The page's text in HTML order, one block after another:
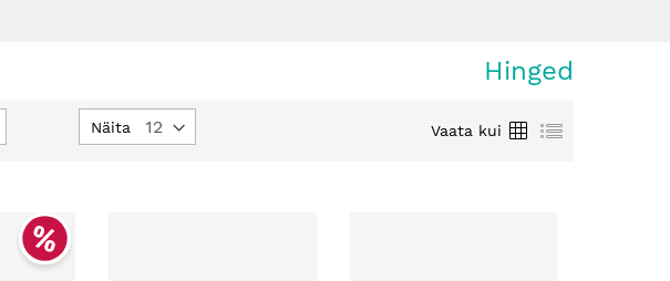
Hinged
Näita Vaata kui
Ruudustik
Loetelu